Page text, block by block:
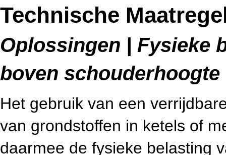
Technische
Oplossingen | Fysieke
boven
Het gebruik van een
van grondstoffen in ketels of
daarmee de fysieke belasting